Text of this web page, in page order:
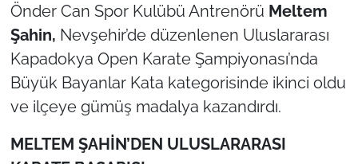
Önder Can Spor Kulübü Antrenörü Meltem
Şahin, Nevşehir’de düzenlenen Uluslararası
Kapadokya Open Karate Şampiyonası’nda
Büyük Bayanlar Kata kategorisinde ikinci oldu
ve ilçeye gümüş madalya kazandırdı.
MELTEM ŞAHİN’DEN ULUSLARARASI
ÇANAKKALE
TÜRKİYE